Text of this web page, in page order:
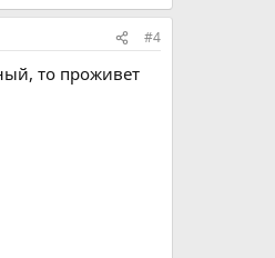
#4
то проживет